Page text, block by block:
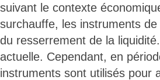
suivant le contexte
surchauffe, les instruments
du resserrement de la
actuelle. Cependant, en
instruments sont utilisés pour